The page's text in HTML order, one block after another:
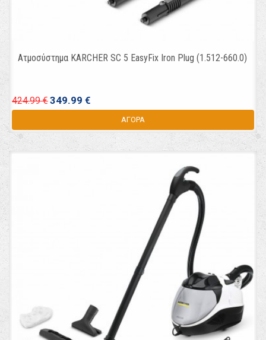
Ατμοσύστημα KARCHER SC 5 EasyFix Iron Plug (1.512-660.0)
424.99 €349.99 €
ΑΓΟΡΑ